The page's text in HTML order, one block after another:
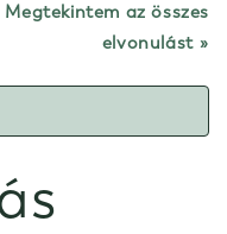
Megtekintem az összes
elvonulást